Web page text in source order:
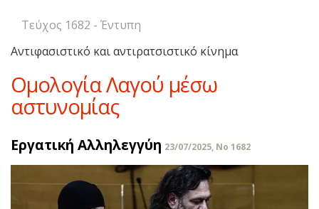
Τεύχος 1682 - Έντυπη
Αντιφασιστικό και αντιρατσιστικό κίνημα
Ομολογία Λαγού μέσω
αστυνομίας
Εργατική Αλληλεγγύη 23/07/2025, No 1682